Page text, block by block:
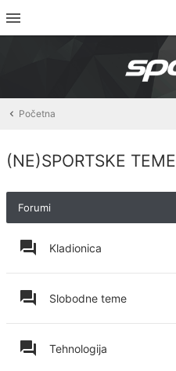
Početna
(NE)SPORTSKE TEME
Forumi
Kladionica
Slobodne teme
Tehnologija